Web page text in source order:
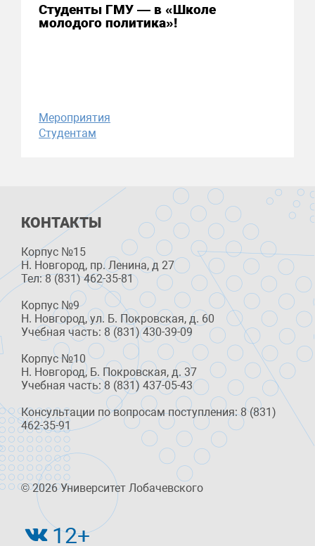
Студенты ГМУ — в «Школе
молодого политика»!
Мероприятия
Студентам
КОНТАКТЫ
Корпус №15
Н. Новгород, пр. Ленина, д 27
Тел: 8 (831) 462-35-81
Корпус №9
Н. Новгород, ул. Б. Покровская, д. 60
Учебная часть: 8 (831) 430-39-09
Корпус №10
Н. Новгород, Б. Покровская, д. 37
Учебная часть: 8 (831) 437-05-43
Консультации по вопросам поступления: 8 (831)
462-35-91
© 2026 Университет Лобачевского
12+